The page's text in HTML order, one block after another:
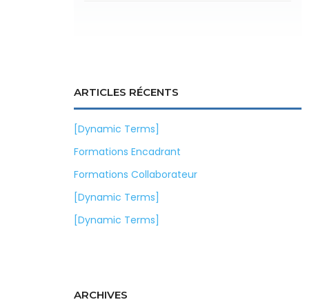
ARTICLES RÉCENTS
[Dynamic Terms]
Formations Encadrant
Formations Collaborateur
[Dynamic Terms]
[Dynamic Terms]
ARCHIVES